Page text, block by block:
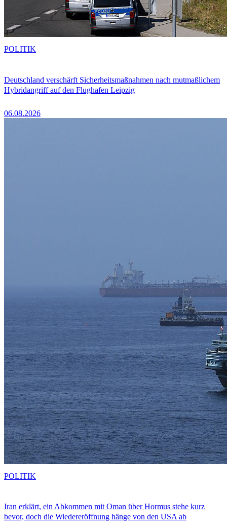
Deutschland verschärft Sicherheitsmaßnahmen nach mutmaßlichem
Hybridangriff auf den Flughafen Leipzig
06.08.2026
POLITIK
Iran erklärt, ein Abkommen mit Oman über Hormus stehe kurz
bevor, doch die Wiedereröffnung hänge von den USA ab
POLITIK